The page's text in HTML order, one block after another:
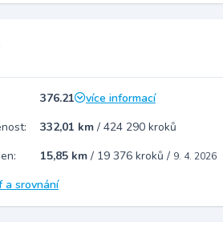
376.21
více informací
332,01 km / 424 290 kroků
15,85 km / 19 376 kroků / 9. 4. 2026
a srovnání